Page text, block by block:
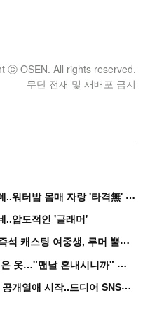
ⓒ OSEN. All rights reserved.
무단 전재 및 재배포 금지
비
비, 성행위 연상 안무로 논란인데..워터밤 몸매 자랑 '타격無' 근황
..압도적인 '글래머'
“
연습생 아닙니다” 싸이 '흠뻑쇼' 즉석 캐스팅 여중생, 루머 뿔났다[Oh!쎈 이...
홍
진영, '임신설' 종결 작정하고 입은 옷…"맨날 혼내시니까" 억울
'
흑백' 김도윤♥배우 김서연, 4년만 공개열애 시작..드디어 SNS에 노출 [핫피...